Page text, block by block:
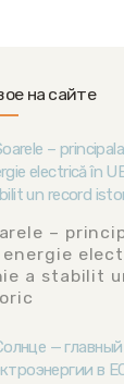
на сайте
–
energie
a stabilit